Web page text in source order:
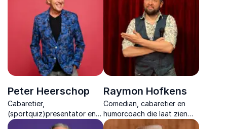
organisatieverandering.
Kickstart positieve
verandering.
en voldoening.
Peter Heerschop
Cabaretier,
(sportquiz)presentator en
dagvoorzitter die humor en
Raymon Hofkens
Comedian, cabaretier en
humorcoach die laat zien
hoe humor zorgt voor